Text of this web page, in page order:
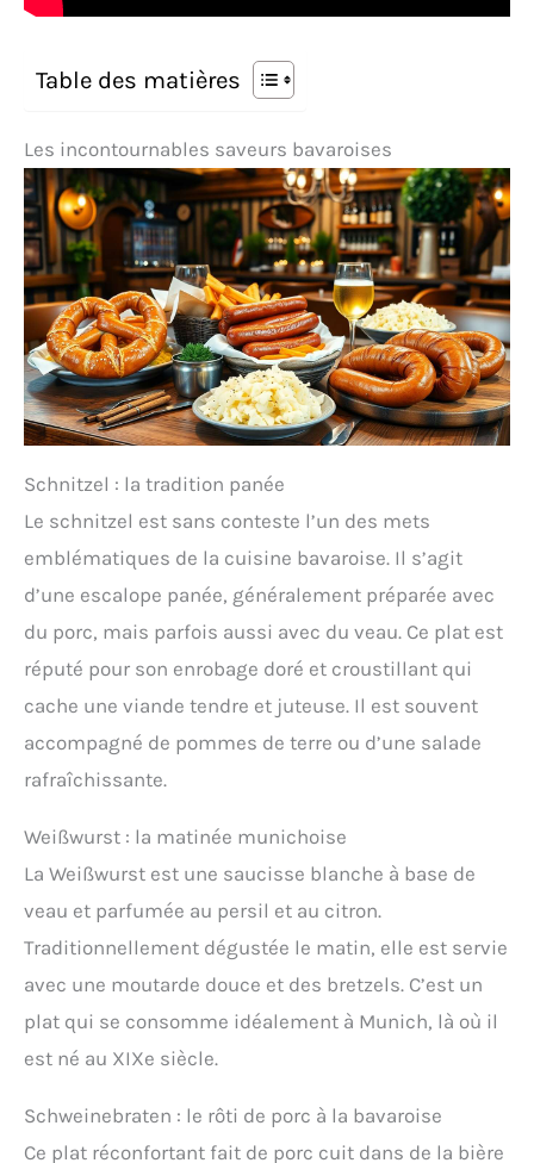
Table des matières
Les incontournables saveurs bavaroises
Schnitzel : la tradition panée
Le schnitzel est sans conteste l’un des mets
emblématiques de la cuisine bavaroise. Il s’agit
d’une escalope panée, généralement préparée avec
du porc, mais parfois aussi avec du veau. Ce plat est
réputé pour son enrobage doré et croustillant qui
cache une viande tendre et juteuse. Il est souvent
accompagné de pommes de terre ou d’une salade
rafraîchissante.
Weißwurst : la matinée munichoise
La Weißwurst est une saucisse blanche à base de
veau et parfumée au persil et au citron.
Traditionnellement dégustée le matin, elle est servie
avec une moutarde douce et des bretzels. C’est un
plat qui se consomme idéalement à Munich, là où il
est né au XIXe siècle.
Schweinebraten : le rôti de porc à la bavaroise
Ce plat réconfortant fait de porc cuit dans de la bière